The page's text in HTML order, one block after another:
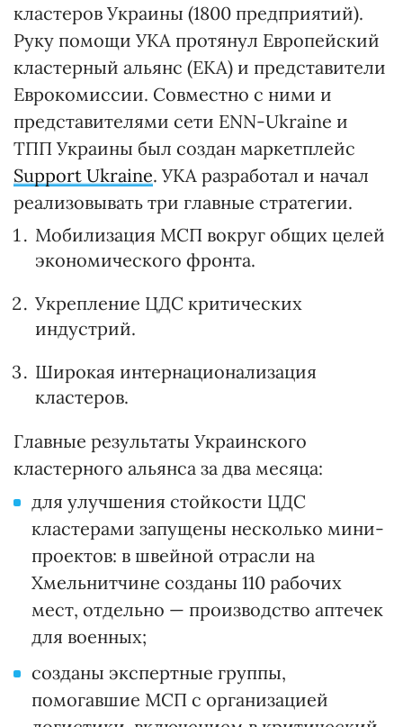
кластеров Украины (1800 предприятий).
Руку помощи УКА протянул Европейский
кластерный альянс (ЕКА) и представители
Еврокомиссии. Совместно с ними и
представителями сети ENN-Ukraine и
ТПП Украины был создан маркетплейс
Support Ukraine. УКА разработал и начал
реализовывать три главные стратегии.
Мобилизация МСП вокруг общих целей
экономического фронта.
Укрепление ЦДС критических
индустрий.
Широкая интернационализация
кластеров.
Главные результаты Украинского
кластерного альянса за два месяца:
для улучшения стойкости ЦДС
кластерами запущены несколько мини-
проектов: в швейной отрасли на
Хмельнитчине созданы 110 рабочих
мест, отдельно — производство аптечек
для военных;
созданы экспертные группы,
помогавшие МСП с организацией